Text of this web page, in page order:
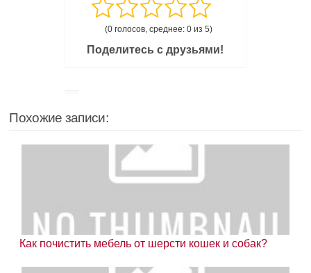
(0 голосов, среднее: 0 из 5)
Поделитесь с друзьями!
Похожие записи:
Как почистить мебель от шерсти кошек и собак?